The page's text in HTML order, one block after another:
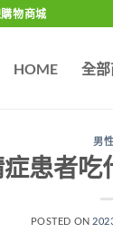
物商城
HOME 全
男
患者吃
POSTED ON